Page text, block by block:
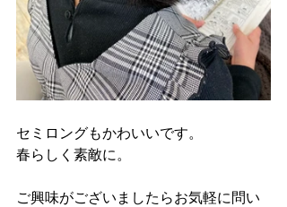
セミロングもかわいいです。
春らしく素敵に。
ご興味がございましたらお気軽に問い